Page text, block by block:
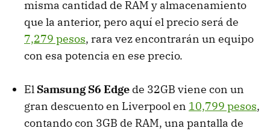
misma cantidad de RAM y almacenamiento
que la anterior, pero aquí el precio será de
7,279 pesos, rara vez encontrarán un equipo
con esa potencia en ese precio.
El Samsung S6 Edge de 32GB viene con un
gran descuento en Liverpool en 10,799 pesos,
contando con 3GB de RAM, una pantalla de